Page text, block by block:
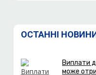
ОСТАННІ
Виплати
може